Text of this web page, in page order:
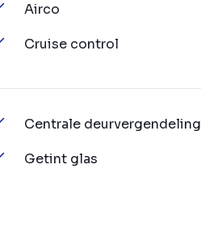
Airco
Cruise control
Centrale deurvergendeling
Getint glas